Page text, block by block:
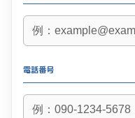
電話番号